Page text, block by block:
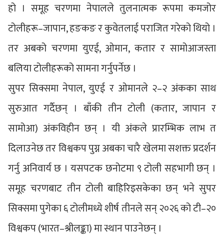
हो । समूह चरणमा नेपालले तुलनात्मक रूपमा कमजोर
टोलीहरू–जापान, हङकङ र कुवेतलाई पराजित गरेको थियो ।
तर अबको चरणमा युएई, ओमान, कतार र सामोआजस्ता
बलिया टोलीहरूको सामना गर्नुपर्नेछ ।
सुपर सिक्समा नेपाल, युएई र ओमानले २–२ अंकका साथ
सुरुआत गर्दैछन् । बाँकी तीन टोली (कतार, जापान र
सामोआ) अंकविहीन छन् । यी अंकले प्रारम्भिक लाभ त
दिलाउनेछ तर विश्वकप पुग्न अबका चारै खेलमा सशक्त प्रदर्शन
गर्नु अनिवार्य छ । यसपटक छनोटमा ९ टोली सहभागी छन् ।
समूह चरणबाट तीन टोली बाहिरिइसकेका छन् भने सुपर
सिक्समा पुगेका ६ टोलीमध्ये शीर्ष तीनले सन् २०२६ को टी–२०
विश्वकप (भारत–श्रीलङ्का) मा स्थान पाउनेछन् ।